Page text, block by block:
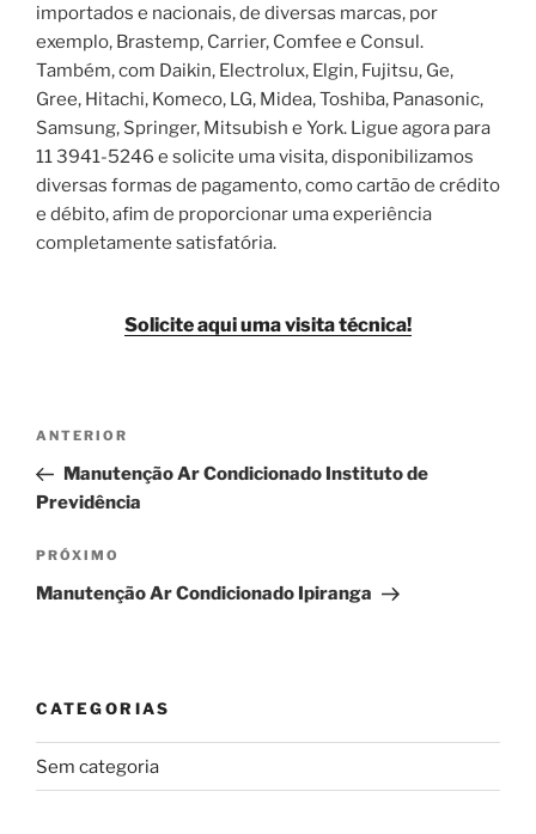
importados e nacionais, de diversas marcas, por
exemplo, Brastemp, Carrier, Comfee e Consul.
Também, com Daikin, Electrolux, Elgin, Fujitsu, Ge,
Gree, Hitachi, Komeco, LG, Midea, Toshiba, Panasonic,
Samsung, Springer, Mitsubish e York. Ligue agora para
11 3941-5246 e solicite uma visita, disponibilizamos
diversas formas de pagamento, como cartão de crédito
e débito, afim de proporcionar uma experiência
completamente satisfatória.
Solicite aqui uma visita técnica!
Navegação
Post
Post
anterior
ANTERIOR
Manutenção Ar Condicionado Instituto de
Previdência
Próximo
post
PRÓXIMO
Manutenção Ar Condicionado Ipiranga
CATEGORIAS
Sem categoria